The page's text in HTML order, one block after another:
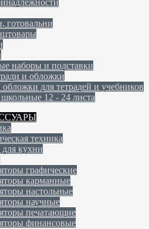
готовальни
наборы и подставки
и обложки
для тетрадей и учебников
12 - 24 листа
техника
кухни
графические
карманные
настольные
научные
печатающие
финансовые